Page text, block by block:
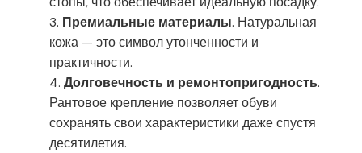
Премиальные материалы. Натуральная
кожа — это символ утонченности и
практичности.
Долговечность и ремонтопригодность.
Рантовое крепление позволяет обуви
сохранять свои характеристики даже спустя
десятилетия.